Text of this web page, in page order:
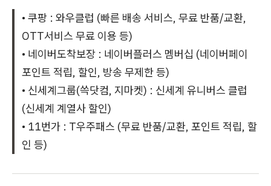
• 쿠팡 : 와우클럽 (빠른 배송 서비스, 무료 반품/교환,
OTT서비스 무료 이용 등)
• 네이버도착보장 : 네이버플러스 멤버십 (네이버페이
포인트 적립, 할인, 방송 무제한 등)
• 신세계그룹(쓱닷컴, 지마켓) : 신세계 유니버스 클럽
(신세계 계열사 할인)
• 11번가 : T우주패스 (무료 반품/교환, 포인트 적립, 할
인 등)